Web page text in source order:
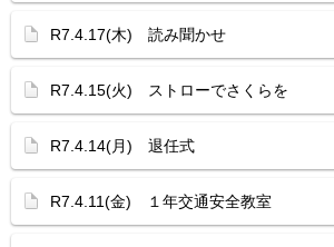
R7.4.17(木) 読み聞かせ
R7.4.15(火) ストローでさくらを
R7.4.14(月) 退任式
R7.4.11(金) １年交通安全教室